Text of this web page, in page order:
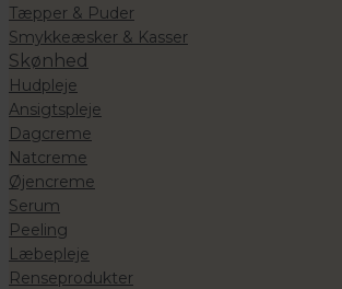
Tæpper & Puder
Smykkeæsker & Kasser
Skønhed
Hudpleje
Ansigtspleje
Dagcreme
Natcreme
Øjencreme
Serum
Peeling
Læbepleje
Renseprodukter